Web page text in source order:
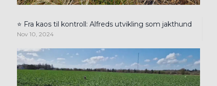
⭐ Fra kaos til kontroll: Alfreds utvikling som jakthund
Nov 10, 2024